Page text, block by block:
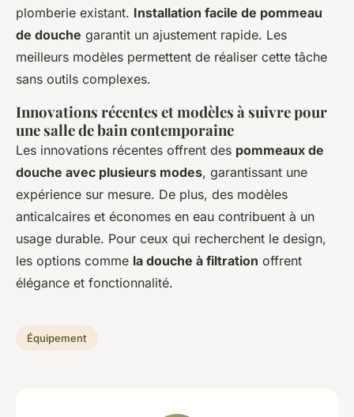
plomberie existant. Installation facile de pommeau
de douche garantit un ajustement rapide. Les
meilleurs modèles permettent de réaliser cette tâche
sans outils complexes.
Innovations récentes et modèles à suivre pour
une salle de bain contemporaine
Les innovations récentes offrent des pommeaux de
douche avec plusieurs modes, garantissant une
expérience sur mesure. De plus, des modèles
anticalcaires et économes en eau contribuent à un
usage durable. Pour ceux qui recherchent le design,
les options comme la douche à filtration offrent
élégance et fonctionnalité.
Équipement